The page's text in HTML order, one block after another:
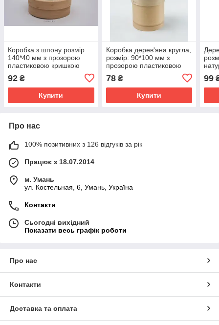
Коробка з шпону розмір
140*40 мм з прозорою
пластиковою кришкою
92 ₴
Купити
Коробка дерев'яна кругла,
розмір: 90*100 мм з
прозорою пластиковою
кришкою М00-КР901008
78₴
Купити
99
Про нас
100% позитивних з 126 відгуків за рік
Працює з 18.07.2014
м. Умань
ул. Костельная, 6, Умань, Україна
Контакти
Сьогодні вихідний
Показати весь графік роботи
Про нас
Контакти
Доставка та оплата